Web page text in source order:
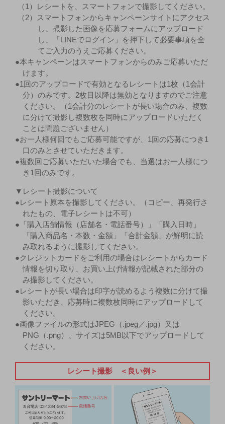
（1）レシートを、スマートフォンで撮影してください。
（2）スマートフォンからキャンペーンサイトにアクセス
し、撮影した画像を応募フォームにアップロード
し、「LINEでログイン」を押下して必要事項を全
てご入力のうえご応募ください。
●本キャンペーンはスマートフォンからのみご応募いただ
けます。
●1回のアップロードで有効となるレシートは1枚（1会計
分）のみです。2枚目以降は無効となりますのでご注意
ください。（1会計分のレシートが長い場合のみ、複数
に分けて撮影し複数枚を同時にアップロードいただく
ことは問題ございません）
●お一人様何回でもご応募可能ですが、1回の応募につき1
口のみとさせていただきます。
●複数回ご応募いただいた場合でも、当選はお一人様につ
き1回のみです。
▼レシート撮影について
●レシート原本を撮影してください。（コピー、再発行さ
れたもの、電子レシートは不可）
●「購入店舗情報（店舗名・電話番号）」「購入日時」
「購入商品名・本数・金額」「合計金額」が鮮明に読
み取れるように撮影してください。
●クレジットカードをご利用の場合はレシートからカード
情報を切り取り、お買い上げ情報が記載された部分の
み撮影してください。
●レシートが長い場合は印字が読めるよう複数に分けて撮
影いただき、応募時に複数枚同時にアップロードして
ください。
●画像ファイルの形式はJPEG（.jpeg／.jpg）又は
PNG（.png）、サイズは5MB以下でアップロードして
ください。
レシート撮影 ＜良い例＞